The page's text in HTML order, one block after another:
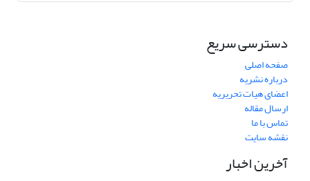
دسترسی سریع
صفحه اصلی
درباره نشریه
اعضای هیات تحریریه
ارسال مقاله
تماس با ما
نقشه سایت
آخرین اخبار